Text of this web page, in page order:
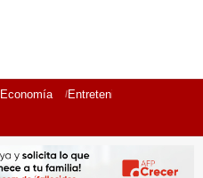
Economía Entretenimiento